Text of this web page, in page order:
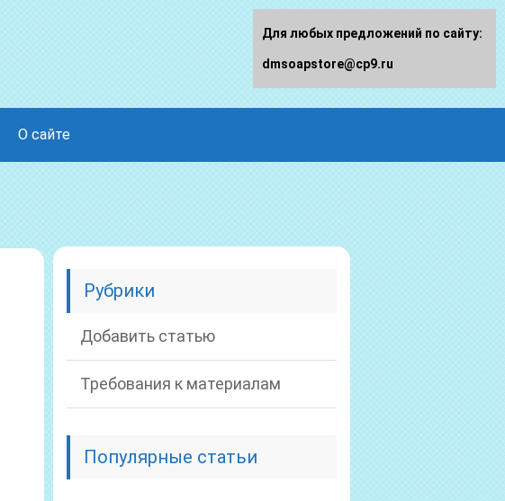
О сайте
Рубрики
Добавить статью
Требования к материалам
Популярные статьи
Для любых предложений по сайту:
dmsoapstore@cp9.ru